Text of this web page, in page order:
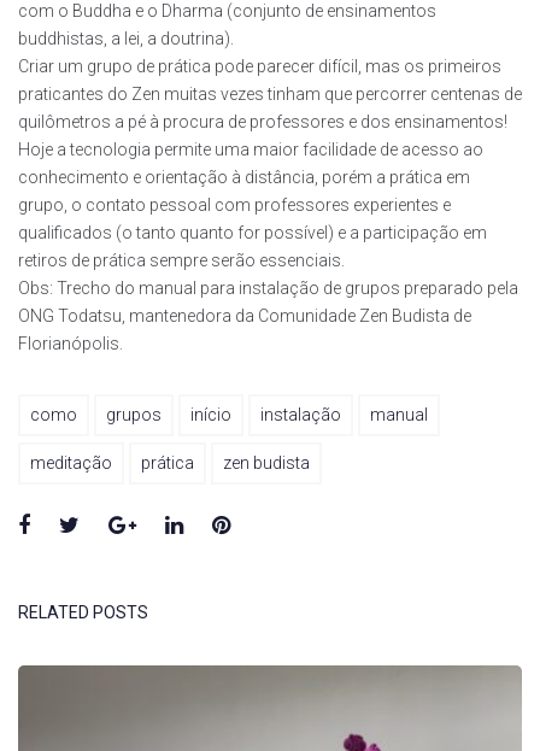
com o Buddha e o Dharma (conjunto de ensinamentos
buddhistas, a lei, a doutrina).
Criar um grupo de prática pode parecer difícil, mas os primeiros
praticantes do Zen muitas vezes tinham que percorrer centenas de
quilômetros a pé à procura de professores e dos ensinamentos!
Hoje a tecnologia permite uma maior facilidade de acesso ao
conhecimento e orientação à distância, porém a prática em
grupo, o contato pessoal com professores experientes e
qualificados (o tanto quanto for possível) e a participação em
retiros de prática sempre serão essenciais.
Obs: Trecho do manual para instalação de grupos preparado pela
ONG Todatsu, mantenedora da Comunidade Zen Budista de
Florianópolis.
como grupos início instalação manual
meditação prática zen budista
Facebook
TwitterGoogle+LinkedInPinterest
RELATED POSTS